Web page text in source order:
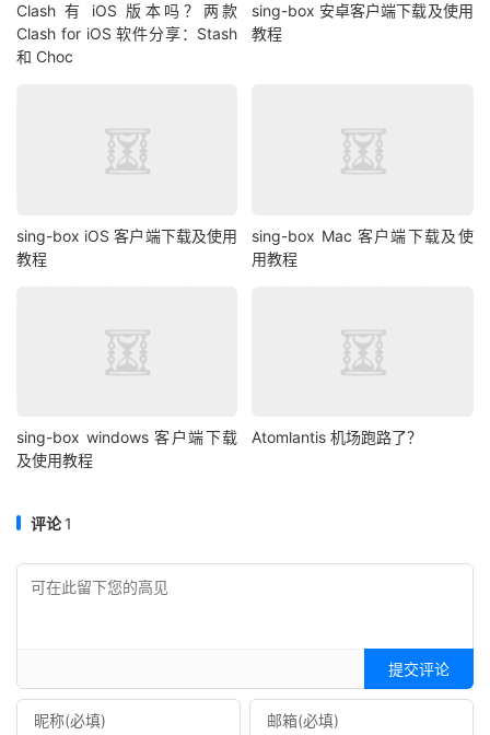
Clash 有 iOS 版本吗？两款
Clash for iOS 软件分享：Stash
和 Choc
sing-box 安卓客户端下载及使用
教程
sing-box iOS 客户端下载及使用
教程
sing-box Mac 客户端下载及使
用教程
sing-box windows 客户端下载
及使用教程
Atomlantis 机场跑路了？
评论1
提交评论